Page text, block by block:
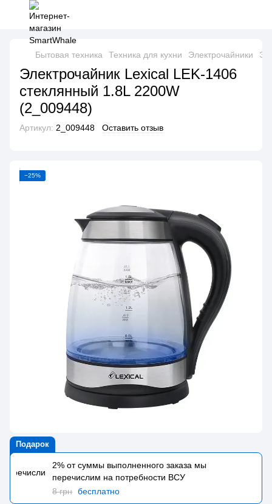
Бытовая техника Техника для кухни Электрочайники
Электрочайник Lexical LEK-1406
стеклянный 1.8L 2200W
(2_009448)
Артикул: 2_009448 Оставить отзыв
−25%
Подарок
2% от суммы выполненного заказа мы
перечислим на потребности BCУ
8 грн бесплатно